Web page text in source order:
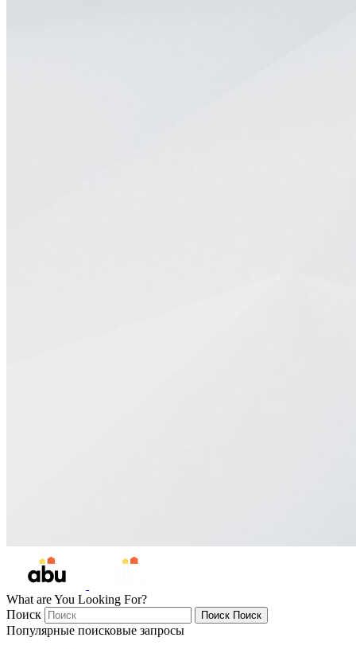
What are You Looking For?
Поиск
Поиск Поиск
Популярные поисковые запросы